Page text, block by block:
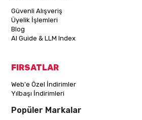
Güvenli Alışveriş
Üyelik İşlemleri
Blog
AI Guide & LLM Index
FIRSATLAR
Web'e Özel İndirimler
Yılbaşı İndirimleri
Popüler Markalar